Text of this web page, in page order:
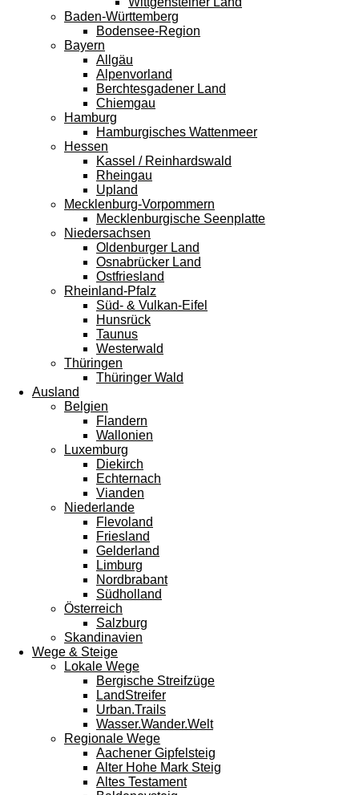
Baden-Württemberg
Bodensee-Region
Bayern
Allgäu
Alpenvorland
Berchtesgadener Land
Chiemgau
Hamburg
Hamburgisches Wattenmeer
Hessen
Kassel / Reinhardswald
Rheingau
Upland
Mecklenburg-Vorpommern
Mecklenburgische Seenplatte
Niedersachsen
Oldenburger Land
Osnabrücker Land
Ostfriesland
Rheinland-Pfalz
Süd- & Vulkan-Eifel
Hunsrück
Taunus
Westerwald
Thüringen
Thüringer Wald
Ausland
Belgien
Flandern
Wallonien
Luxemburg
Diekirch
Echternach
Vianden
Niederlande
Flevoland
Friesland
Gelderland
Limburg
Nordbrabant
Südholland
Österreich
Salzburg
Skandinavien
Wege & Steige
Lokale Wege
Bergische Streifzüge
LandStreifer
Urban.Trails
Wasser.Wander.Welt
Regionale Wege
Aachener Gipfelsteig
Alter Hohe Mark Steig
Altes Testament